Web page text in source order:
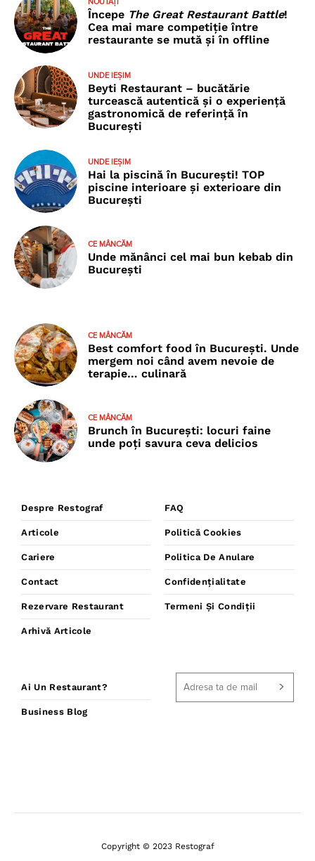
NOUTĂȚI
Începe The Great Restaurant Battle!
Cea mai mare competiție între
restaurante se mută și în offline
UNDE IEȘIM
Beyti Restaurant – bucătărie
turcească autentică și o experiență
gastronomică de referință în
București
UNDE IEȘIM
Hai la piscină în București! TOP
piscine interioare și exterioare din
București
CE MÂNCĂM
Unde mănânci cel mai bun kebab din
București
CE MÂNCĂM
Best comfort food în București. Unde
mergem noi când avem nevoie de
terapie… culinară
CE MÂNCĂM
Brunch în București: locuri faine
unde poţi savura ceva delicios
Despre Restograf
Articole
Cariere
Contact
Rezervare Restaurant
Arhivă Articole
FAQ
Politică Cookies
Politica De Anulare
Confidențialitate
Termeni Și Condiții
Ai Un Restaurant?
Business Blog
Copyright © 2023 Restograf